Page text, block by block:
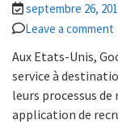
septembre 26,
Leave a comment
Aux Etats-Unis,
service à
leurs processus
application de